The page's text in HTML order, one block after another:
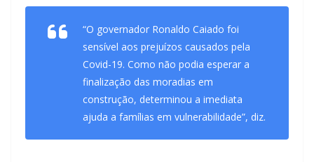
“O governador Ronaldo Caiado foi
sensível aos prejuízos causados pela
Covid-19. Como não podia esperar a
finalização das moradias em
construção, determinou a imediata
ajuda a famílias em vulnerabilidade”, diz.